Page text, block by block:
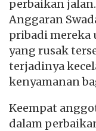
perbaikan
Anggaran
pribadi mereka
yang rusak
terjadinya
kenyamanan
Keempat
dalam